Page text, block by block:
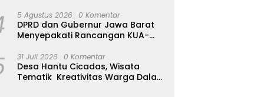
5 Agustus 2026 0 Komentar
DPRD dan Gubernur Jawa Barat
Menyepakati Rancangan KUA-
31 Juli 2026 0 Komentar
Desa Hantu Cicadas, Wisata
Tematik Kreativitas Warga Dalam